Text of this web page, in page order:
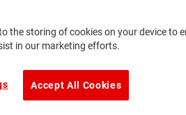
the storing of cookies on your device to
in our marketing efforts.
Accept All Cookies